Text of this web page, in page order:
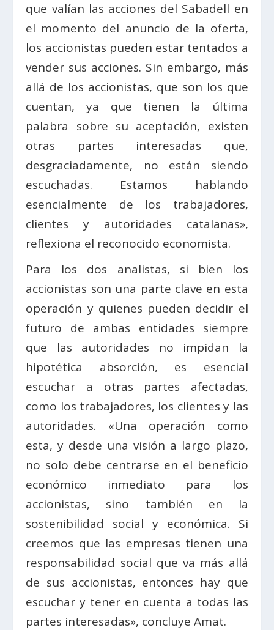
que valían las acciones del Sabadell en
el momento del anuncio de la oferta,
los accionistas pueden estar tentados a
vender sus acciones. Sin embargo, más
allá de los accionistas, que son los que
cuentan, ya que tienen la última
palabra sobre su aceptación, existen
otras partes interesadas que,
desgraciadamente, no están siendo
escuchadas. Estamos hablando
esencialmente de los trabajadores,
clientes y autoridades catalanas»,
reflexiona el reconocido economista.
Para los dos analistas, si bien los
accionistas son una parte clave en esta
operación y quienes pueden decidir el
futuro de ambas entidades siempre
que las autoridades no impidan la
hipotética absorción, es esencial
escuchar a otras partes afectadas,
como los trabajadores, los clientes y las
autoridades. «Una operación como
esta, y desde una visión a largo plazo,
no solo debe centrarse en el beneficio
económico inmediato para los
accionistas, sino también en la
sostenibilidad social y económica. Si
creemos que las empresas tienen una
responsabilidad social que va más allá
de sus accionistas, entonces hay que
escuchar y tener en cuenta a todas las
partes interesadas», concluye Amat.